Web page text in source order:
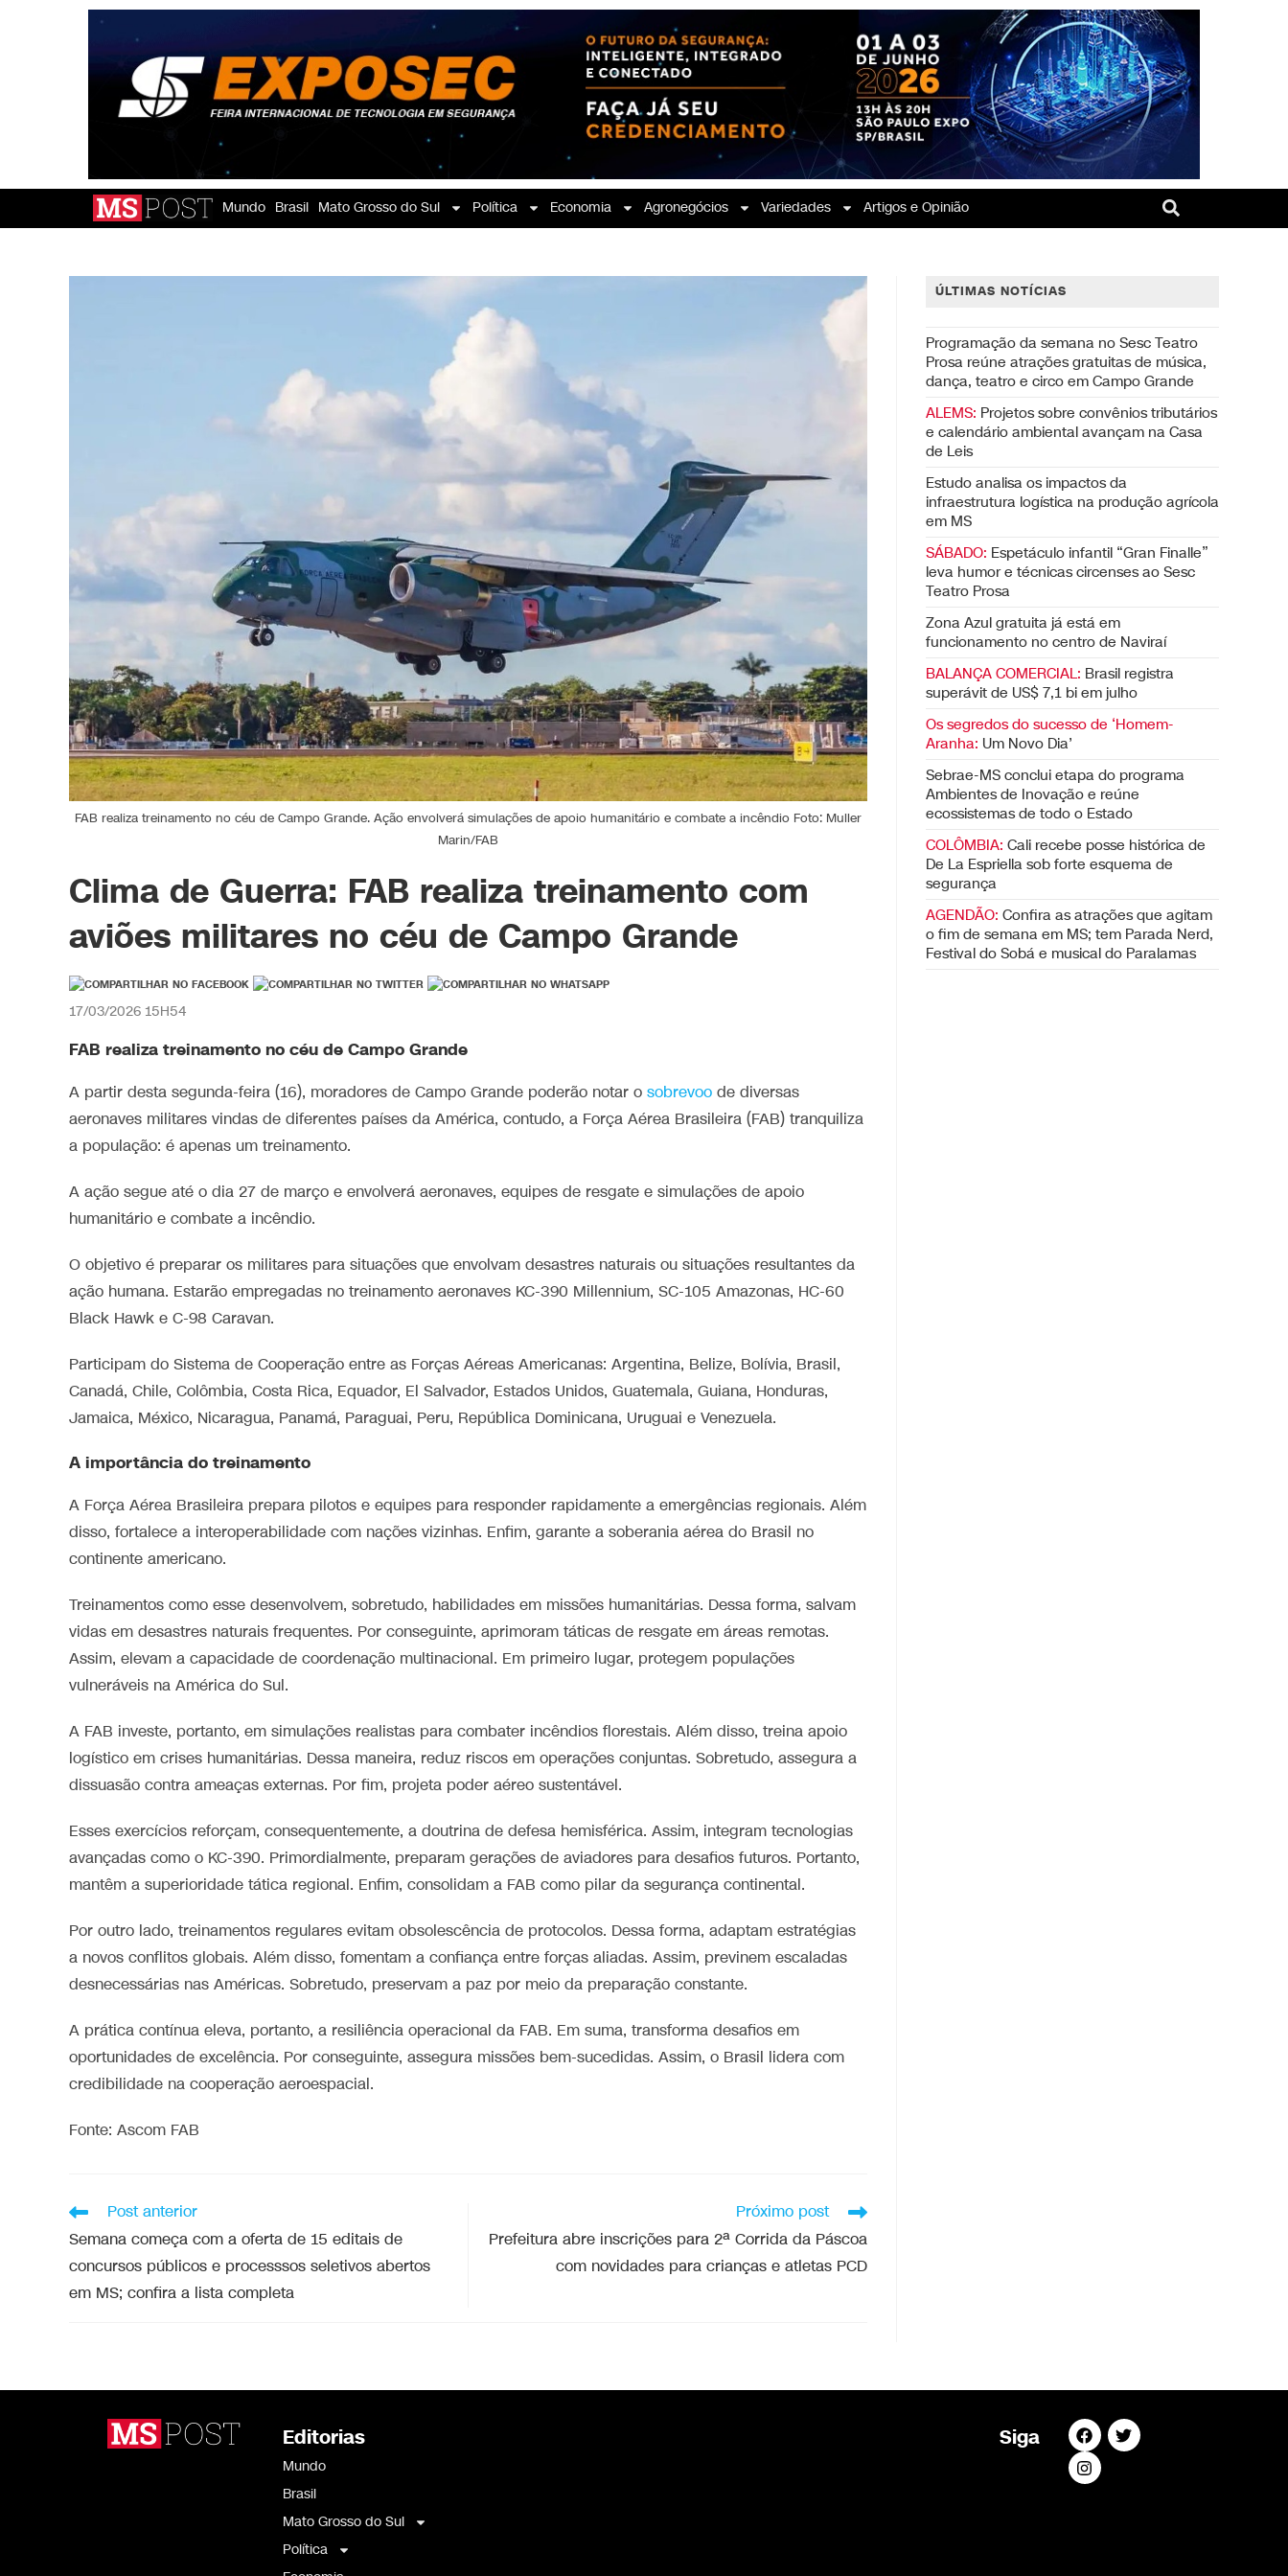
Mundo Brasil Mato Grosso do Sul Política Economia Agronegócios Variedades Artigos e Opinião
FAB realiza treinamento no céu de Campo Grande. Ação envolverá simulações de apoio humanitário e combate a incêndio Foto: Muller
Marin/FAB
Clima de Guerra: FAB realiza treinamento com
aviões militares no céu de Campo Grande
17/03/2026 15H54
FAB realiza treinamento no céu de Campo Grande
A partir desta segunda-feira (16), moradores de Campo Grande poderão notar o sobrevoo de diversas
aeronaves militares vindas de diferentes países da América, contudo, a Força Aérea Brasileira (FAB) tranquiliza
a população: é apenas um treinamento.
A ação segue até o dia 27 de março e envolverá aeronaves, equipes de resgate e simulações de apoio
humanitário e combate a incêndio.
O objetivo é preparar os militares para situações que envolvam desastres naturais ou situações resultantes da
ação humana. Estarão empregadas no treinamento aeronaves KC-390 Millennium, SC-105 Amazonas, HC-60
Black Hawk e C-98 Caravan.
Participam do Sistema de Cooperação entre as Forças Aéreas Americanas: Argentina, Belize, Bolívia, Brasil,
Canadá, Chile, Colômbia, Costa Rica, Equador, El Salvador, Estados Unidos, Guatemala, Guiana, Honduras,
Jamaica, México, Nicaragua, Panamá, Paraguai, Peru, República Dominicana, Uruguai e Venezuela.
A importância do treinamento
A Força Aérea Brasileira prepara pilotos e equipes para responder rapidamente a emergências regionais. Além
disso, fortalece a interoperabilidade com nações vizinhas. Enfim, garante a soberania aérea do Brasil no
continente americano.
Treinamentos como esse desenvolvem, sobretudo, habilidades em missões humanitárias. Dessa forma, salvam
vidas em desastres naturais frequentes. Por conseguinte, aprimoram táticas de resgate em áreas remotas.
Assim, elevam a capacidade de coordenação multinacional. Em primeiro lugar, protegem populações
vulneráveis na América do Sul.
A FAB investe, portanto, em simulações realistas para combater incêndios florestais. Além disso, treina apoio
logístico em crises humanitárias. Dessa maneira, reduz riscos em operações conjuntas. Sobretudo, assegura a
dissuasão contra ameaças externas. Por fim, projeta poder aéreo sustentável.
Esses exercícios reforçam, consequentemente, a doutrina de defesa hemisférica. Assim, integram tecnologias
avançadas como o KC-390. Primordialmente, preparam gerações de aviadores para desafios futuros. Portanto,
mantêm a superioridade tática regional. Enfim, consolidam a FAB como pilar da segurança continental.
Por outro lado, treinamentos regulares evitam obsolescência de protocolos. Dessa forma, adaptam estratégias
a novos conflitos globais. Além disso, fomentam a confiança entre forças aliadas. Assim, previnem escaladas
desnecessárias nas Américas. Sobretudo, preservam a paz por meio da preparação constante.
A prática contínua eleva, portanto, a resiliência operacional da FAB. Em suma, transforma desafios em
oportunidades de excelência. Por conseguinte, assegura missões bem-sucedidas. Assim, o Brasil lidera com
credibilidade na cooperação aeroespacial.
Fonte: Ascom FAB
Post anterior
Semana começa com a oferta de 15 editais de
concursos públicos e processsos seletivos abertos
em MS; confira a lista completa
Próximo post
Prefeitura abre inscrições para 2ª Corrida da Páscoa
com novidades para crianças e atletas PCD
ÚLTIMAS NOTÍCIAS
Programação da semana no Sesc Teatro
Prosa reúne atrações gratuitas de música,
dança, teatro e circo em Campo Grande
ALEMS: Projetos sobre convênios tributários
e calendário ambiental avançam na Casa
de Leis
Estudo analisa os impactos da
infraestrutura logística na produção agrícola
em MS
SÁBADO: Espetáculo infantil “Gran Finalle”
leva humor e técnicas circenses ao Sesc
Teatro Prosa
Zona Azul gratuita já está em
funcionamento no centro de Naviraí
BALANÇA COMERCIAL: Brasil registra
superávit de US$ 7,1 bi em julho
Os segredos do sucesso de ‘Homem-
Aranha: Um Novo Dia’
Sebrae-MS conclui etapa do programa
Ambientes de Inovação e reúne
ecossistemas de todo o Estado
COLÔMBIA: Cali recebe posse histórica de
De La Espriella sob forte esquema de
segurança
AGENDÃO: Confira as atrações que agitam
o fim de semana em MS; tem Parada Nerd,
Festival do Sobá e musical do Paralamas
Editorias
Mundo
Brasil
Mato Grosso do Sul
Política
Siga